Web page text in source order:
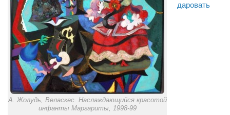
«CYCLE GARAGE» — магазин велосипедов
«Книголюб» — супермаркет
Багетный двор
МАГАЗИН СТИХОВ НА ЗАКАЗ
«Павел» — магазин мужской одежды
Туризм
«Траверс» — экипировочный центр
А. Жолудь, Веласкес. Наслаждающийся красотой
инфанты Маргариты, 1998-99
даровать